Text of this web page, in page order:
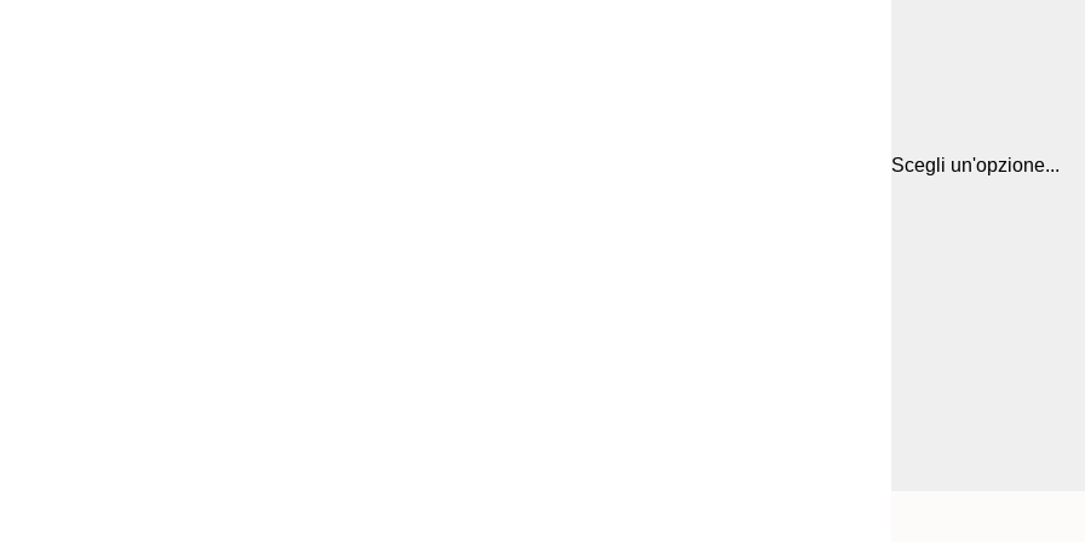
Scegli un'opzione...